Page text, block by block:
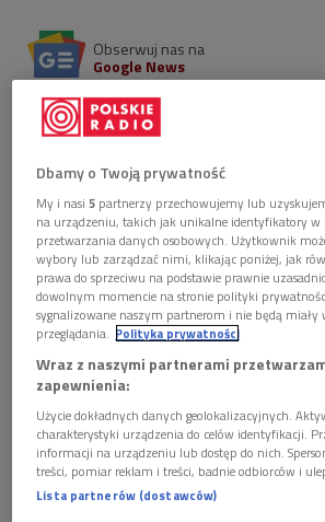
Obserwuj nas na
Google News
Nowy album Kasi Moś to
przebojowy pop przenika się z hip-
XIX-wiecznego poety odbijają się
tęsknoty.
Dbamy o Twoją prywatność
My i nasi5 partnerzy przechowujemy lub
na urządzeniu, takich jak unikalne identyfikatory w
przetwarzania danych osobowych. Użytkownik
wybory lub zarządzać nimi, klikając poniżej, jak
prawa do sprzeciwu na podstawie prawnie
dowolnym momencie na stronie polityki
sygnalizowane naszym partnerom i nie będą miały
przeglądania. Polityka prywatności
Wraz z naszymi partnerami
zapewnienia:
Użycie dokładnych danych geolokalizacyjnych.
charakterystyki urządzenia do celów identyfikacji.
informacji na urządzeniu lub dostęp do nich.
treści, pomiar reklam i treści, badnie odbiorców i
Lista partnerów (dostawców)